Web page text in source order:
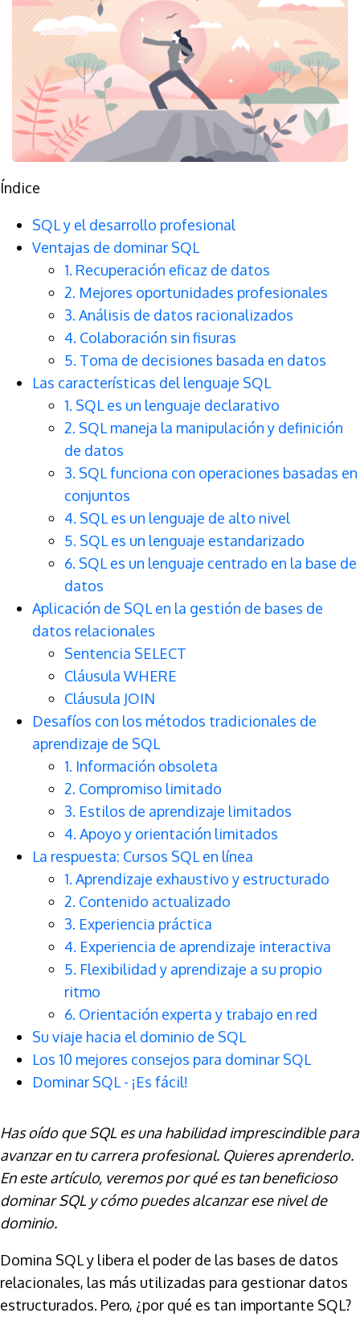
Índice
SQL y el desarrollo profesional
Ventajas de dominar SQL
1. Recuperación eficaz de datos
2. Mejores oportunidades profesionales
3. Análisis de datos racionalizados
4. Colaboración sin fisuras
5. Toma de decisiones basada en datos
Las características del lenguaje SQL
1. SQL es un lenguaje declarativo
2. SQL maneja la manipulación y definición
de datos
3. SQL funciona con operaciones basadas en
conjuntos
4. SQL es un lenguaje de alto nivel
5. SQL es un lenguaje estandarizado
6. SQL es un lenguaje centrado en la base de
datos
Aplicación de SQL en la gestión de bases de
datos relacionales
Sentencia SELECT
Cláusula WHERE
Cláusula JOIN
Desafíos con los métodos tradicionales de
aprendizaje de SQL
1. Información obsoleta
2. Compromiso limitado
3. Estilos de aprendizaje limitados
4. Apoyo y orientación limitados
La respuesta: Cursos SQL en línea
1. Aprendizaje exhaustivo y estructurado
2. Contenido actualizado
3. Experiencia práctica
4. Experiencia de aprendizaje interactiva
5. Flexibilidad y aprendizaje a su propio
ritmo
6. Orientación experta y trabajo en red
Su viaje hacia el dominio de SQL
Los 10 mejores consejos para dominar SQL
Dominar SQL - ¡Es fácil!
Has oído que SQL es una habilidad imprescindible para
avanzar en tu carrera profesional. Quieres aprenderlo.
En este artículo, veremos por qué es tan beneficioso
dominar SQL y cómo puedes alcanzar ese nivel de
dominio.
Domina SQL y libera el poder de las bases de datos
relacionales, las más utilizadas para gestionar datos
estructurados. Pero, ¿por qué es tan importante SQL?